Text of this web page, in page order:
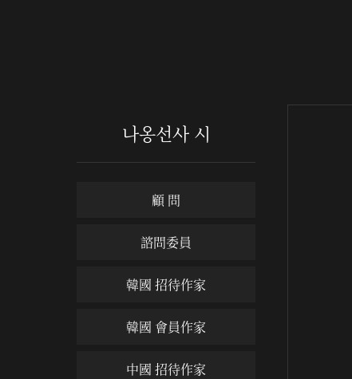
나옹선사 시
顧 問
諮問委員
韓國 招待作家
韓國 會員作家
中國 招待作家